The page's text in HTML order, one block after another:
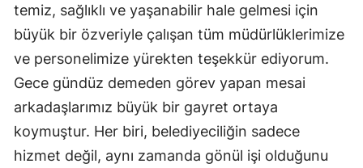
temiz, sağlıklı ve yaşanabilir hale gelmesi için
büyük bir özveriyle çalışan tüm müdürlüklerimize
ve personelimize yürekten teşekkür ediyorum.
Gece gündüz demeden görev yapan mesai
arkadaşlarımız büyük bir gayret ortaya
koymuştur. Her biri, belediyeciliğin sadece
hizmet değil, aynı zamanda gönül işi olduğunu